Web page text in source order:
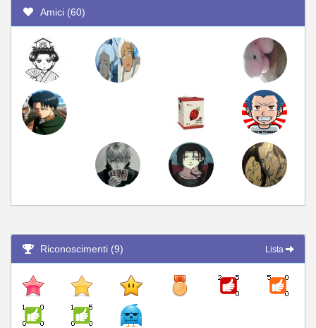
Amici (60)
Riconoscimenti (9) Lista